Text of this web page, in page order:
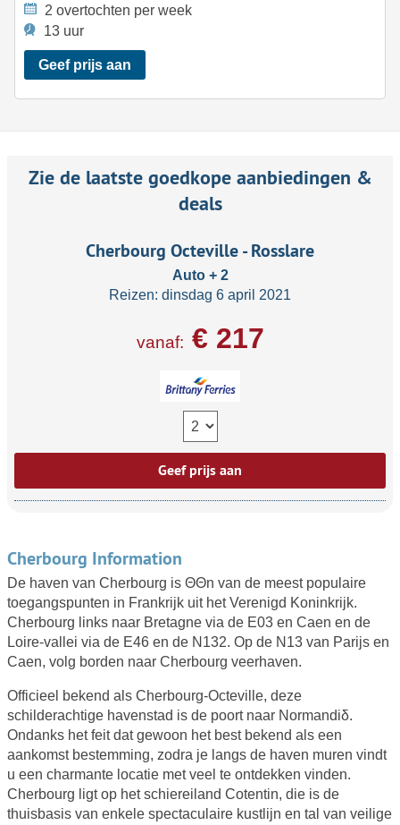
2 overtochten per week
13 uur
Geef prijs aan
Zie de laatste goedkope aanbiedingen &
deals
Cherbourg Octeville - Rosslare
Auto + 2
Reizen: dinsdag 6 april 2021
vanaf: € 217
Geef prijs aan
Cherbourg Information
De haven van Cherbourg is ΘΘn van de meest populaire
toegangspunten in Frankrijk uit het Verenigd Koninkrijk.
Cherbourg links naar Bretagne via de E03 en Caen en de
Loire-vallei via de E46 en de N132. Op de N13 van Parijs en
Caen, volg borden naar Cherbourg veerhaven.
Officieel bekend als Cherbourg-Octeville, deze
schilderachtige havenstad is de poort naar Normandiδ.
Ondanks het feit dat gewoon het best bekend als een
aankomst bestemming, zodra je langs de haven muren vindt
u een charmante locatie met veel te ontdekken vinden.
Cherbourg ligt op het schiereiland Cotentin, die is de
thuisbasis van enkele spectaculaire kustlijn en tal van veilige